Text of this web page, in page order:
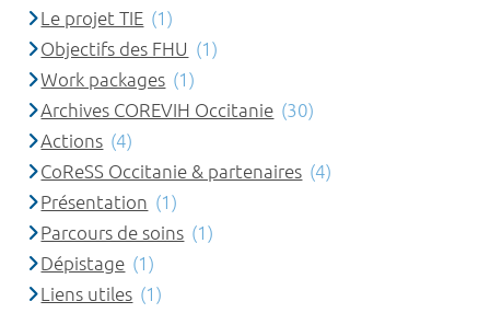
Le projet TIE (1)
Objectifs des FHU (1)
Work packages (1)
Archives COREVIH Occitanie (30)
Actions (4)
CoReSS Occitanie & partenaires (4)
Présentation (1)
Parcours de soins (1)
Dépistage (1)
Liens utiles (1)